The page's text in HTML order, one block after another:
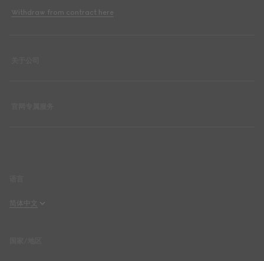
Withdraw from contract here
简体中文